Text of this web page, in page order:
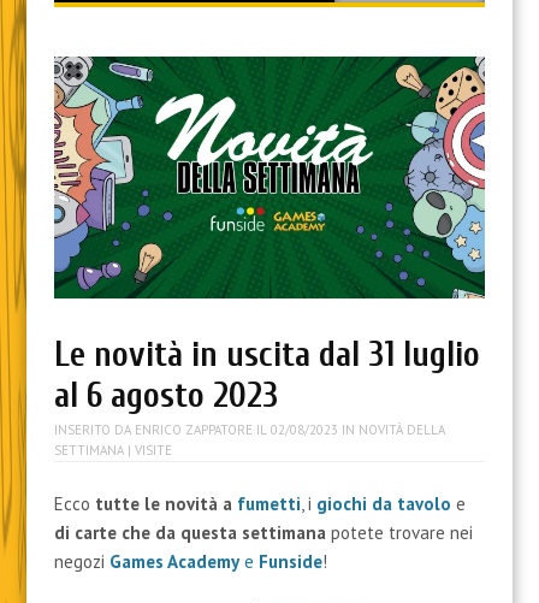
content
Le novità in uscita dal 31 luglio
al 6 agosto 2023
INSERITO DA ENRICO ZAPPATORE IL 02/08/2023 IN NOVITÀ DELLA
SETTIMANA| VISITE
Ecco tutte le novità a fumetti , i giochi da tavolo e
di carte che da questa settimana potete trovare nei
negozi Games Academye Funside!